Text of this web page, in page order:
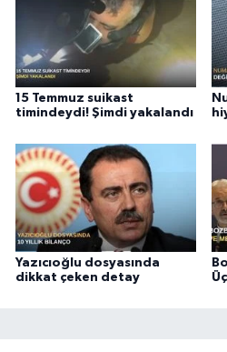
15 Temmuz suikast
timindeydi! Şimdi yakalandı
Yazıcıoğlu dosyasında
dikkat çeken detay